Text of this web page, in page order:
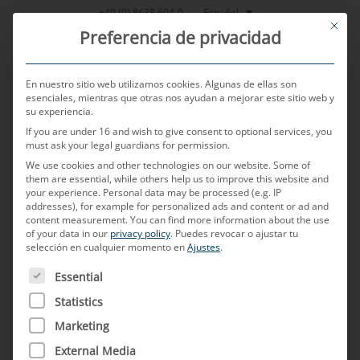
Saltar
+49 (0) 8638 604-0 Español
POSTED ON28 DE NOVIEMBRE DE 2024 BYRUDOLF ENGL -
JOHANN GEIER
C-KLIC: un sistema de
conexión para automoción
adelantado a su tiempo
En esta edición especial de TechTalk nos
This
Preferencia de privacidad
En nuestro sitio web utilizamos cookies. Algunas de ellas son
esenciales, mientras que otras nos ayudan a mejorar este sitio web y
su experiencia.
If you are under 16 and wish to give consent to optional services, you
must ask your legal guardians for permission.
We use cookies and other technologies on our website. Some of
them are essential, while others help us to improve this website and
your experience. Personal data may be processed (e.g. IP
addresses), for example for personalized ads and content or ad and
content measurement.You can find more information about the use
of your data in our privacy policy. Puedes revocar o ajustar tu
selección en cualquier momento enAjustes.
A CONTINUACIÓN FIGURA UNA LISTA DE LOS GRUPOS
Essential
Statistics
Marketing
External Media